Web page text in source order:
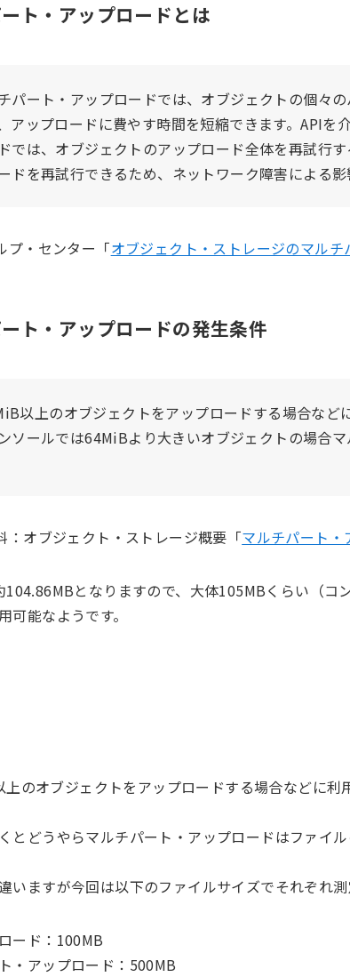
ト・アップロードとは
パート・アップロードでは、オブジェクトの個々
アップロードに費やす時間を短縮できます。APIを
では、オブジェクトのアップロード全体を再試行
ドを再試行できるため、ネットワーク障害による影
プ・センター「オブジェクト・ストレージのマル
ト・アップロードの発生条件
以上のオブジェクトをアップロードする場合など
ソールでは64MiBより大きいオブジェクトの場合
：オブジェクト・ストレージ概要「マルチパート・
104.86MBとなりますので、大体105MBくらい（コ
可能なようです。
上のオブジェクトをアップロードする場合などに
とどうやらマルチパート・アップロードはファイ
いますが今回は以下のファイルサイズでそれぞれ測
ード：100MB
・アップロード：500MB